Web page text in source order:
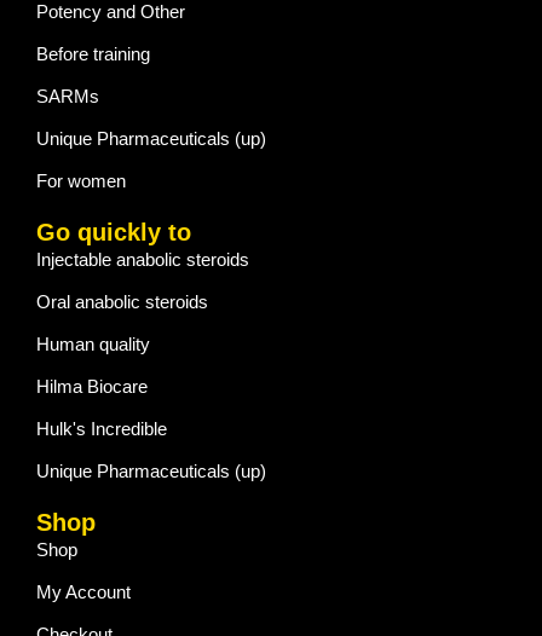
Potency and Other
Before training
SARMs
Unique Pharmaceuticals (up)
For women
Go quickly to
Injectable anabolic steroids
Oral anabolic steroids
Human quality
Hilma Biocare
Hulk's Incredible
Unique Pharmaceuticals (up)
Shop
Shop
My Account